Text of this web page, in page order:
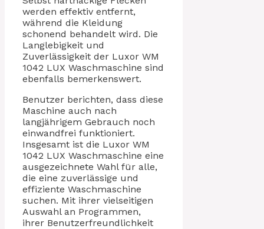
werden effektiv entfernt,
während die Kleidung
schonend behandelt wird. Die
Langlebigkeit und
Zuverlässigkeit der Luxor WM
1042 LUX Waschmaschine sind
ebenfalls bemerkenswert.
Benutzer berichten, dass diese
Maschine auch nach
langjährigem Gebrauch noch
einwandfrei funktioniert.
Insgesamt ist die Luxor WM
1042 LUX Waschmaschine eine
ausgezeichnete Wahl für alle,
die eine zuverlässige und
effiziente Waschmaschine
suchen. Mit ihrer vielseitigen
Auswahl an Programmen,
ihrer Benutzerfreundlichkeit